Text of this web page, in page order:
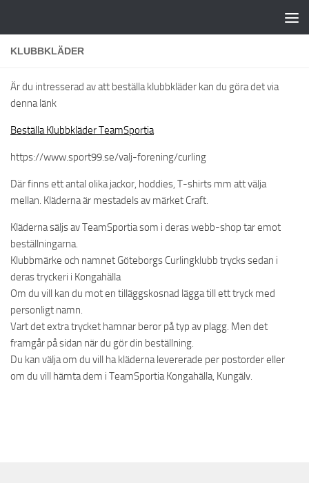
KLUBBKLÄDER
Är du intresserad av att beställa klubbkläder kan du göra det via
denna länk
Beställa Klubbkläder TeamSportia
https://www.sport99.se/valj-forening/curling
Där finns ett antal olika jackor, hoddies, T-shirts mm att välja
mellan. Kläderna är mestadels av märket Craft.
Kläderna säljs av TeamSportia som i deras webb-shop tar emot
beställningarna.
Klubbmärke och namnet Göteborgs Curlingklubb trycks sedan i
deras tryckeri i Kongahälla
Om du vill kan du mot en tilläggskosnad lägga till ett tryck med
personligt namn.
Vart det extra trycket hamnar beror på typ av plagg. Men det
framgår på sidan när du gör din beställning.
Du kan välja om du vill ha kläderna levererade per postorder eller
om du vill hämta dem i TeamSportia Kongahälla, Kungälv.